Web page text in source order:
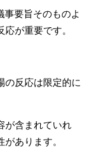
事要旨そのものよ
が重要です。
の反応は限定的に
が含まれていれ
あります。